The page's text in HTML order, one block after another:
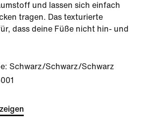
und lassen sich einfach
tragen. Das texturierte
dass deine Füße nicht hin- und
Schwarz/Schwarz/Schwarz